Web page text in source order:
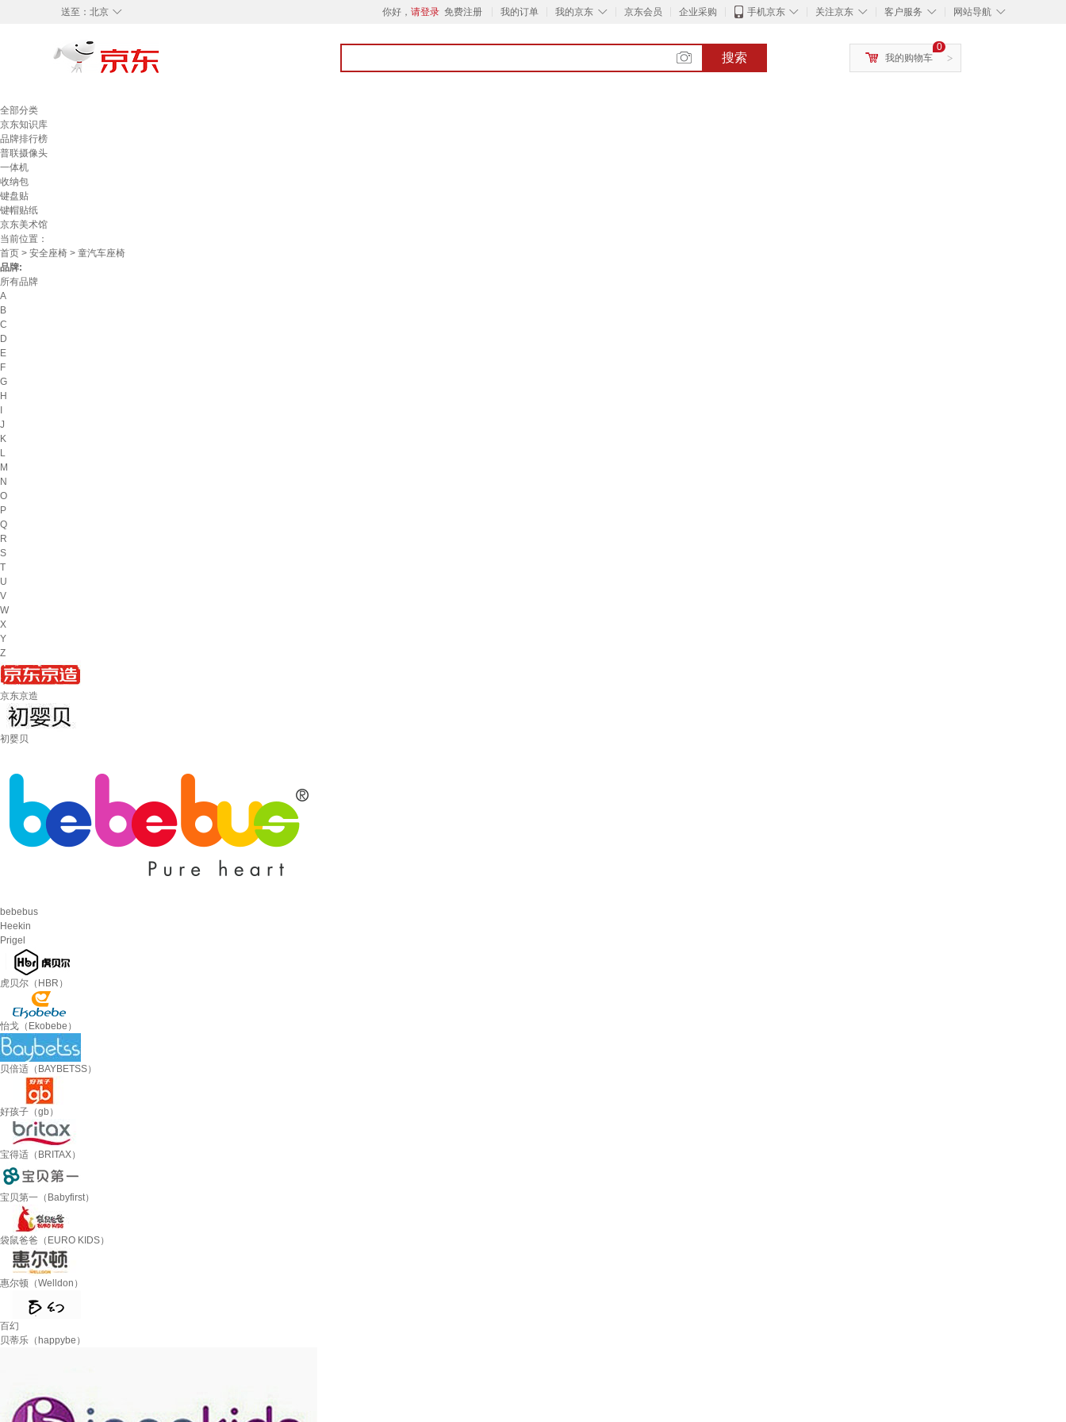
◇
送至： 北京 你好， 请登录 免费注册 我的订单 ◇
我的京东 京东会员 企业采购 ◇
手机京东 ◇
关注京东 ◇
客户服务 ◇
网站导航
搜索 >
0
我的购物车
全部分类
京东知识库
品牌排行榜
普联摄像头
一体机
收纳包
键盘贴
键帽贴纸
京东美术馆
当前位置：
首页 > 安全座椅 > 童汽车座椅
品牌:
所有品牌
A
B
C
D
E
F
G
H
J
K
L
M
N
O
P
Q
R
S
T
U
V
W
X
Y
Z
京东京造
初婴贝
bebebus
Heekin
Prigel
虎贝尔（HBR）
怡戈（Ekobebe）
贝倍适（BAYBETSS）
好孩子（gb）
宝得适（BRITAX）
宝贝第一（Babyfirst）
袋鼠爸爸（EURO KIDS）
惠尔顿（Welldon）
百幻
贝蒂乐（happybe）